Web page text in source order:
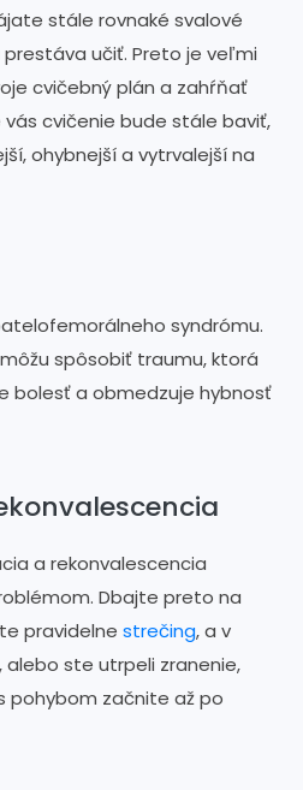
stále rovnaké svalové
učiť. Preto je veľmi
cvičebný plán a zahŕňať
vás cvičenie bude stále baviť,
ohybnejší a vytrvalejší na
syndrómu.
spôsobiť traumu, ktorá
bolesť a obmedzuje hybnosť
a rekonvalescencia
Dbajte preto na
pravidelne strečing, a v
ste utrpeli zranenie,
pohybom začnite až po